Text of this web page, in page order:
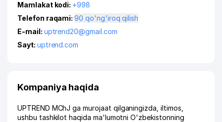
Mamlakat kodi: +998
Telefon raqami:
90 qo'ng'iroq qilish
E-mail: uptrend20@gmail.com
Sayt: uptrend.com
Kompaniya haqida
UPTREND MChJ ga murojaat qilganingizda, iltimos,
ushbu tashkilot haqida ma'lumotni O'zbekistonning